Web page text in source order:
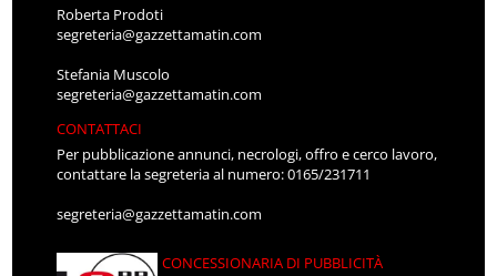
Roberta Prodoti
segreteria@gazzettamatin.com
Stefania Muscolo
segreteria@gazzettamatin.com
CONTATTACI
Per pubblicazione annunci, necrologi, offro e cerco lavoro,
contattare la segreteria al numero: 0165/231711
segreteria@gazzettamatin.com
CONCESSIONARIA DI PUBBLICITÀ